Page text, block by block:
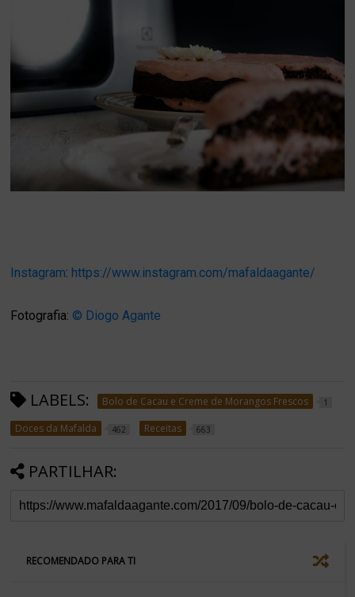
Instagram:https://www.instagram.com/mafaldaagante/
Fotografia: © Diogo Agante
LABELS: Bolo de Cacau e Creme de Morangos Frescos 1
Doces da Mafalda 462 Receitas 663
PARTILHAR:
RECOMENDADO PARA TI